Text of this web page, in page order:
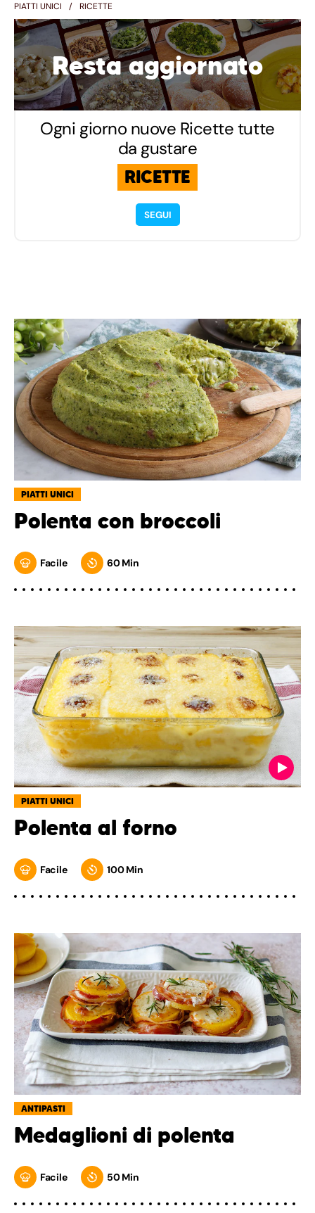
PIATTI UNICI RICETTE
Resta aggiornato
Ogni giorno nuove Ricette tutte
da gustare
RICETTE
SEGUI
PIATTI UNICI
Polenta con broccoli
Facile 60 Min
PIATTI UNICI
Polenta al forno
Facile 100 Min
ANTIPASTI
Medaglioni di polenta
Facile 50 Min